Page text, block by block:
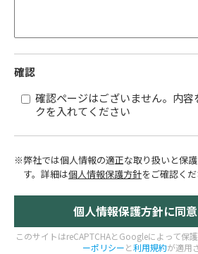
確認
確認ページはございません。内容
クを入れてください
※弊社では個人情報の適正な取り扱いと保
す。 詳細は個人情報保護方針をご確認くだ
このサイトはreCAPTCHAとGoogleによって保護
ーポリシーと利用規約が適用